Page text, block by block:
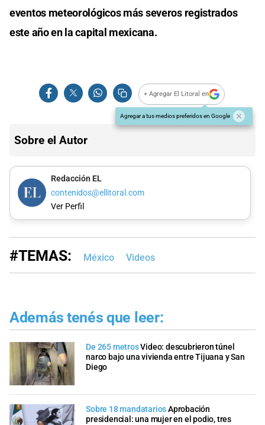
eventos meteorológicos más severos registrados
este año en la capital mexicana.
+ Agregar El Litoral en
Agregar a tus medios preferidos en Google
Sobre el Autor
Redacción EL
contenidos@ellitoral.com
Ver Perfil
#TEMAS: México Videos
Además tenés que leer:
De 265 metrosVideo: descubrieron túnel
narco bajo una vivienda entre Tijuana y San
Diego
Sobre 18 mandatariosAprobación
presidencial: una mujer en el podio, tres